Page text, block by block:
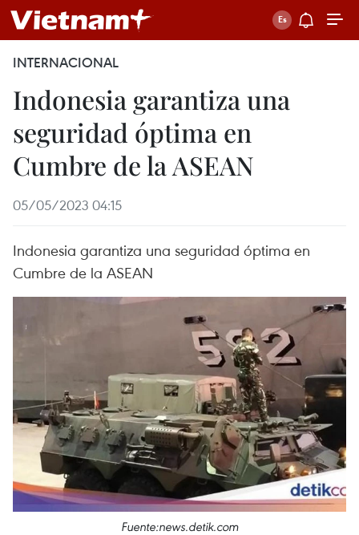
INTERNACIONAL
Indonesia garantiza una
seguridad óptima en
Cumbre de la ASEAN
05/05/2023 04:15
Indonesia garantiza una seguridad óptima en
Cumbre de la ASEAN
Fuente:news.detik.com